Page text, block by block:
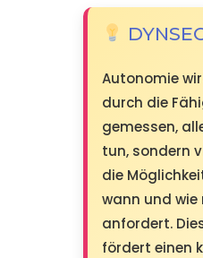
Autonomie
durch die
gemessen,
tun, sondern
die
wann und wie
anfordert.
fördert einen